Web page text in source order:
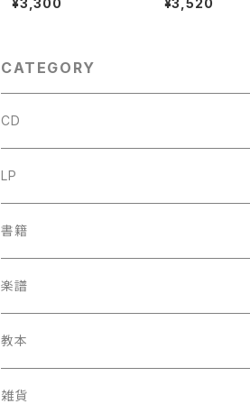
der Appoggiatura
ik 1966年
DE【著者：
CATEGORY
CD
古楽
中古CD
鍋島元子関連CD
古楽以外
中古CD
LP
古楽
中古LP
鍋島元子関連LP
古楽以外
中古LP
書籍
古楽関係
中古本
新古本
古楽以外
中古本
中古本
楽譜
古楽関係
スコア
古楽以外
教本
古楽関係
雑貨